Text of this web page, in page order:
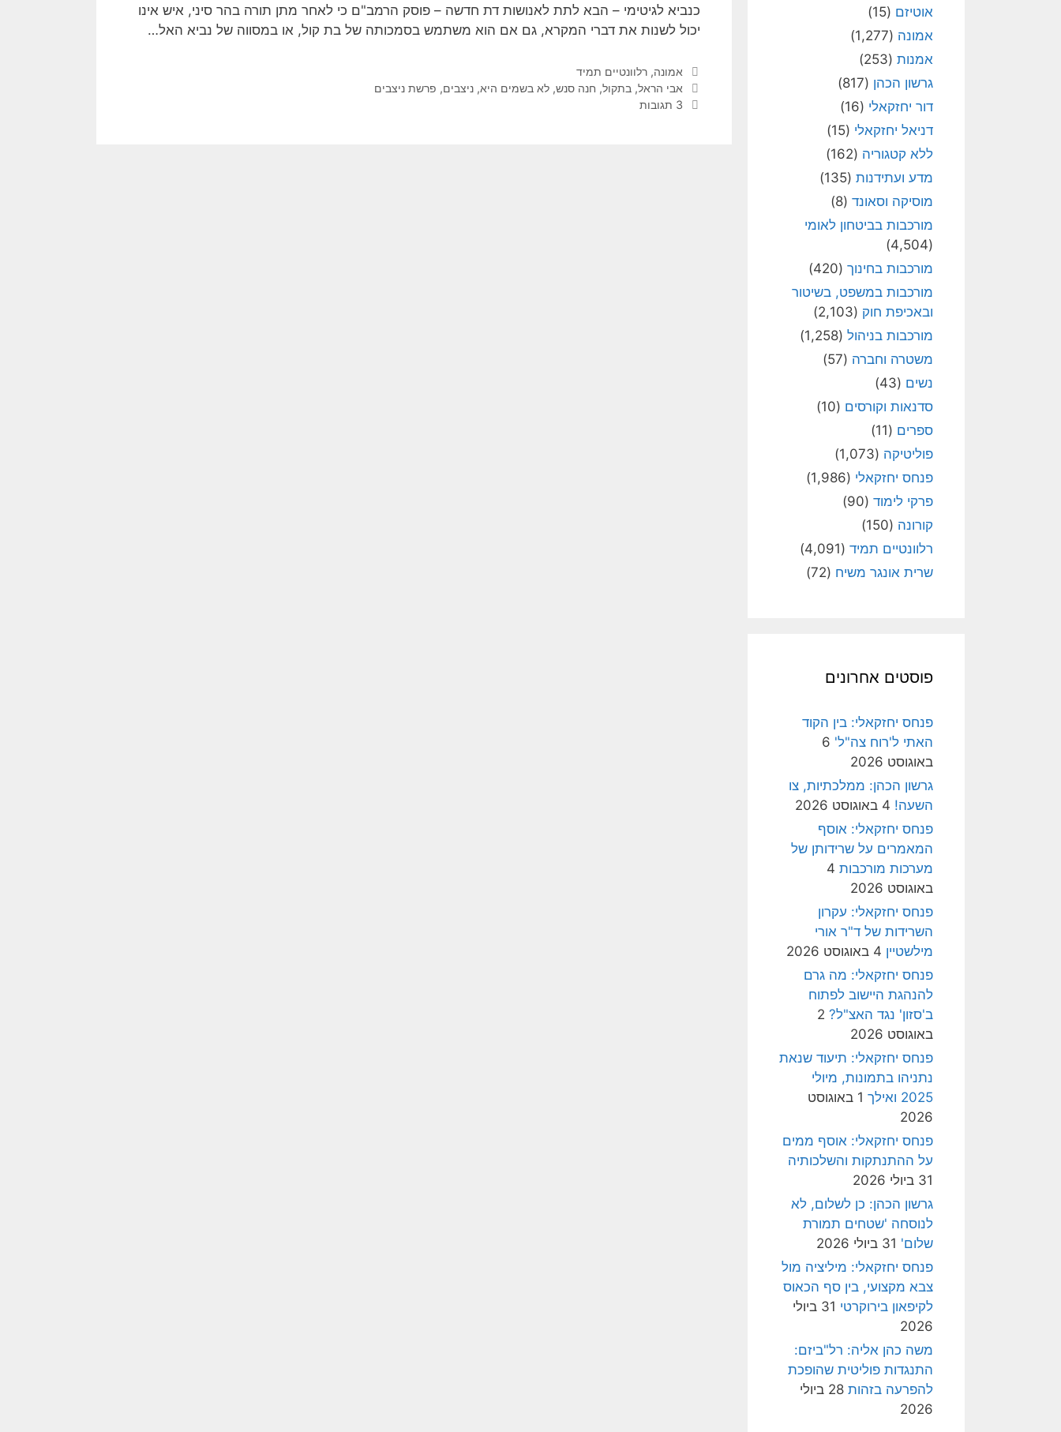
כנביא לגיטימי – הבא לתת לאנושות דת חדשה – פוסק הרמב"ם כי לאחר מתן תורה בהר סיני, איש אינו
יכול לשנות את דברי המקרא, גם אם הוא משתמש בסמכותה של בת קול, או במסווה של נביא האל…
קטגוריות
אמונה, רלוונטיים תמיד
תגיות
אבי הראל, בתקול, חנה סנש, לא בשמים היא, ניצבים, פרשת ניצבים
3 תגובות
אוטיזם (15)
אמונה (1,277)
אמנות (253)
גרשון הכהן (817)
דור יחזקאלי (16)
דניאל יחזקאלי (15)
ללא קטגוריה (162)
מדע ועתידנות (135)
מוסיקה וסאונד (8)
מורכבות בביטחון לאומי
(4,504)
מורכבות בחינוך (420)
מורכבות במשפט, בשיטור
ובאכיפת חוק (2,103)
מורכבות בניהול (1,258)
משטרה וחברה (57)
נשים (43)
סדנאות וקורסים (10)
ספרים (11)
פוליטיקה (1,073)
פנחס יחזקאלי (1,986)
פרקי לימוד (90)
קורונה (150)
רלוונטיים תמיד (4,091)
שרית אונגר משיח (72)
פוסטים אחרונים
פנחס יחזקאלי: בין הקוד
האתי ל'רוח צה"ל' 6
באוגוסט 2026
גרשון הכהן: ממלכתיות, צו
השעה! 4 באוגוסט 2026
פנחס יחזקאלי: אוסף
המאמרים על שרידותן של
מערכות מורכבות 4
באוגוסט 2026
פנחס יחזקאלי: עקרון
השרידות של ד"ר אורי
מילשטיין 4 באוגוסט 2026
פנחס יחזקאלי: מה גרם
להנהגת היישוב לפתוח
ב'סזון' נגד האצ"ל? 2
באוגוסט 2026
פנחס יחזקאלי: תיעוד שנאת
נתניהו בתמונות, מיולי
2025 ואילך
1 באוגוסט
2026
פנחס יחזקאלי: אוסף ממים
על ההתנתקות והשלכותיה
31 ביולי 2026
גרשון הכהן: כן לשלום, לא
לנוסחה 'שטחים תמורת
שלום' 31 ביולי 2026
פנחס יחזקאלי: מיליציה מול
צבא מקצועי, בין סף הכאוס
לקיפאון בירוקרטי
31 ביולי
2026
משה כהן אליה: רל"ביזם:
התנגדות פוליטית שהופכת
להפרעה בזהות
28 ביולי
2026